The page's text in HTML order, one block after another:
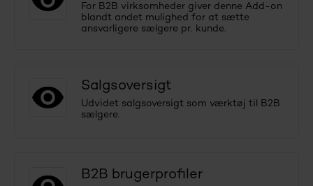
For B2B virksomheder giver denne Add-on
blandt andet mulighed for at sætte
ansvarligere sælgere pr. kunde.
Salgsoversigt
Udvidet salgsoversigt som værktøj til B2B
sælgere.
B2B brugerprofiler